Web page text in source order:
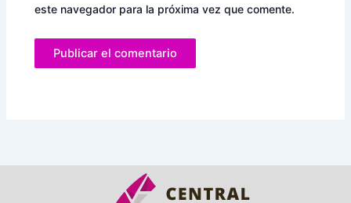
este navegador para la próxima vez que comente.